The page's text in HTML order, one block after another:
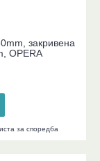
закривена
OPERA
за споредба